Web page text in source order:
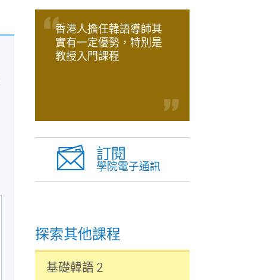
香港人擔任韓語導師其
實有一定優勢，特別是
教授入門課程
訂閱
學院電子通訊
探索其他課程
基礎韓語 2